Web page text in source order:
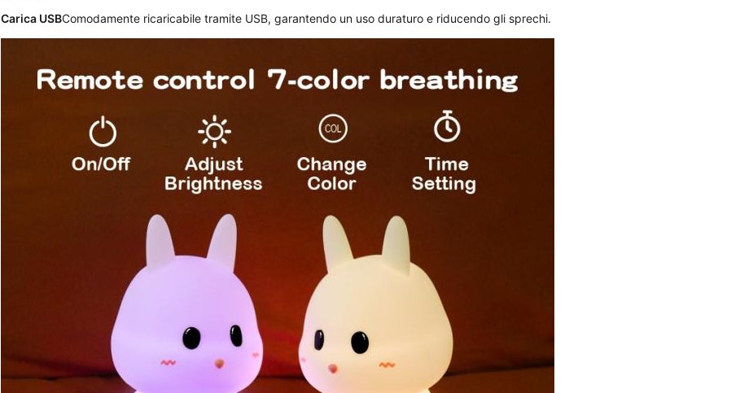
Carica USBComodamente ricaricabile tramite USB, garantendo un uso duraturo e riducendo gli sprechi.